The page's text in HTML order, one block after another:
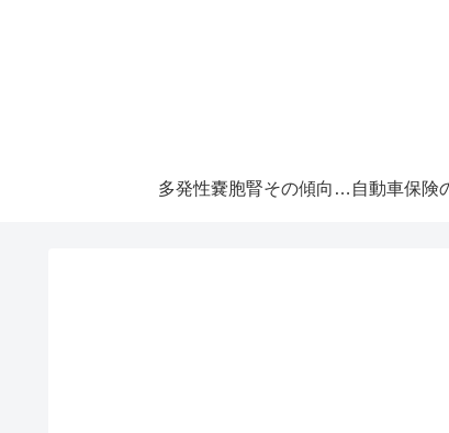
多発性嚢胞腎その傾向と対策！大切な『寿命』を伸ばすには早めの処置が必須です！